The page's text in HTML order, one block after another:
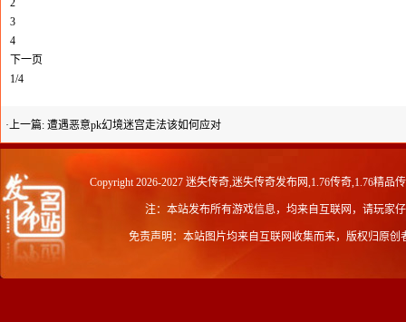
2
3
4
下一页
1/4
·上一篇: 遭遇恶意pk幻境迷宫走法该如何应对
Copyright 2026-2027 迷失传奇,迷失传奇发布网,1.76传奇,1.76精品
注：本站发布所有游戏信息，均来自互联网，请玩家
免责声明：本站图片均来自互联网收集而来，版权归原